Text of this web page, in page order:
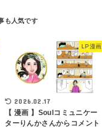
LP漫画
2026.02.17
【 漫画 】Soulコミュニケー
ターりんかさんからコメント